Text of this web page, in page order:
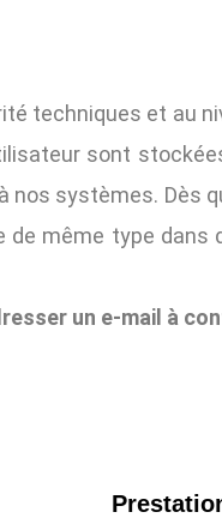
techniques et au
sont
nos systèmes.
même type dans
un e-mail à